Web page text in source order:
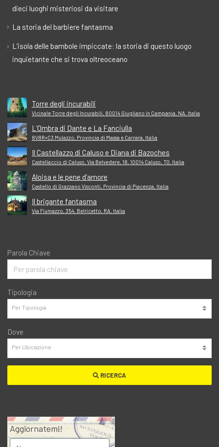
dieci luoghi misteriosi da visitare
La storia del barbiere fantasma
L’isola delle bambole impiccate: la storia di questo luogo
inquietante che si trova oltreoceano
Torre degli incurabili
Vicinale Torre degli Incurabili, 80014 Giugliano in Campania, NA, Italia
L’Ombra di Dante e La Fanciulla
8V8R+C3 Mulazzo, Provincia di Massa e Carrara, Italia
Il Castellazzo di Caluso e Diana di Bazoches
Castellaccio di Caluso, Via Belvedere, 18, 10014 Caluso, TO, Italia
Aloisa e le pene d’amore
Castello di Grazzano Visconti, Provincia di Piacenza, Italia
Il brigante fantasma
Via Fiumazzo, 354, Belricetto, RA, Italia
Parola Chiave
Tipologia
Dove
RICERCA
Aggiornatemi!